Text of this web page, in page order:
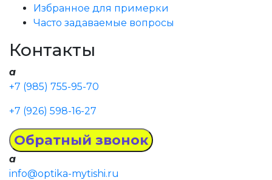
Избранное для примерки
Часто задаваемые вопросы
Контакты
a
+7 (985) 755-95-70
+7 (926) 598-16-27
a
info@optika-mytishi.ru